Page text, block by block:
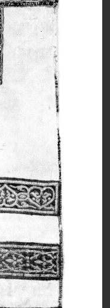
Свято-Троицкий собор
мере, чем другие
в
по старому
в конце 20 –х
- ансамбля
зрительную и
Вплоть до
строений
картине